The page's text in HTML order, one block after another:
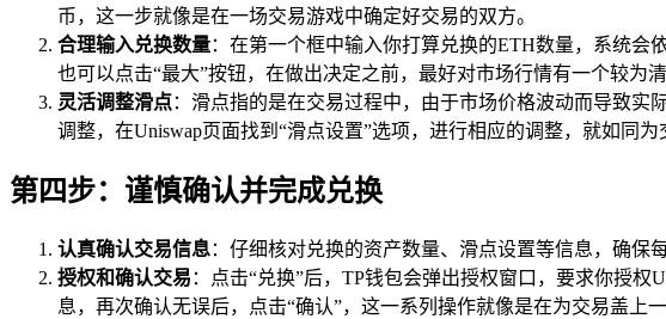
币，这一步就像是在一场交易游戏中确定好交易的双方。
合理输入兑换数量：在第一个框中输入你打算兑换的ETH数量，系统会
也可以点击“最大”按钮，在做出决定之前，最好对市场行情有一个较为清
灵活调整滑点：滑点指的是在交易过程中，由于市场价格波动而导致实
调整，在Uniswap页面找到“滑点设置”选项，进行相应的调整，就如同为
第四步：谨慎确认并完成兑换
认真确认交易信息：仔细核对兑换的资产数量、滑点设置等信息，确保
授权和确认交易 ：点击“兑换”后，TP钱包会弹出授权窗口，要求你授
息，再次确认无误后，点击“确认”，这一系列操作就像是在为交易盖上